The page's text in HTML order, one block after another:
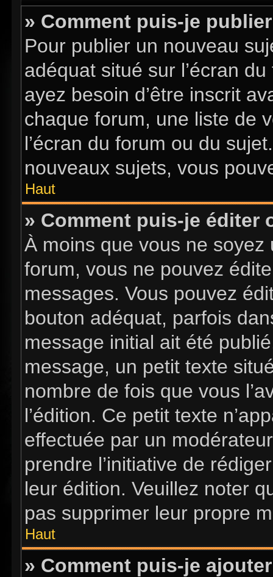
» Comment puis-je
Pour publier un nouveau
adéquat situé sur l’écran
ayez besoin d’être inscrit
chaque forum, une liste de
l’écran du forum ou du
nouveaux sujets, vous
Haut
» Comment puis-je éditer
À moins que vous ne
forum, vous ne pouvez
messages. Vous pouvez
bouton adéquat, parfois
message initial ait été
message, un petit texte
nombre de fois que vous
l’édition. Ce petit texte
effectuée par un
prendre l’initiative de
leur édition. Veuillez noter
pas supprimer leur propre
Haut
» Comment puis-je